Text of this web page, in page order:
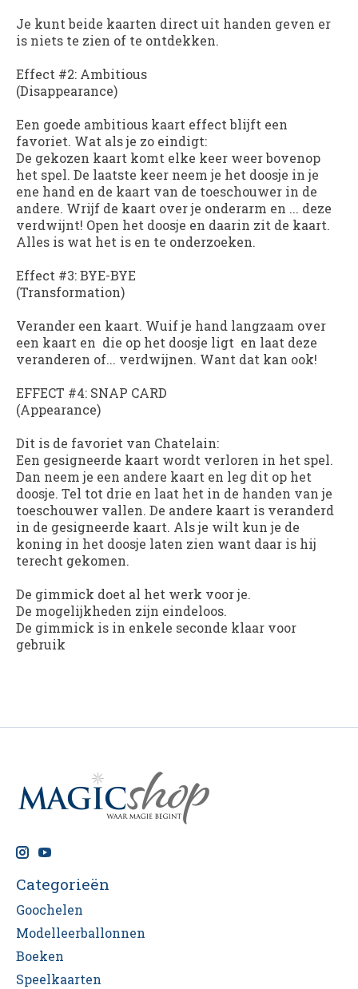
Je kunt beide kaarten direct uit handen geven er
is niets te zien of te ontdekken.
Effect #2: Ambitious
(Disappearance)
Een goede ambitious kaart effect blijft een
favoriet. Wat als je zo eindigt:
De gekozen kaart komt elke keer weer bovenop
het spel. De laatste keer neem je het doosje in je
ene hand en de kaart van de toeschouwer in de
andere. Wrijf de kaart over je onderarm en ... deze
verdwijnt! Open het doosje en daarin zit de kaart.
Alles is wat het is en te onderzoeken.
Effect #3: BYE-BYE
(Transformation)
Verander een kaart. Wuif je hand langzaam over
een kaart en die op het doosje ligt en laat deze
veranderen of... verdwijnen. Want dat kan ook!
EFFECT #4: SNAP CARD
(Appearance)
Dit is de favoriet van Chatelain:
Een gesigneerde kaart wordt verloren in het spel.
Dan neem je een andere kaart en leg dit op het
doosje. Tel tot drie en laat het in de handen van je
toeschouwer vallen. De andere kaart is veranderd
in de gesigneerde kaart. Als je wilt kun je de
koning in het doosje laten zien want daar is hij
terecht gekomen.
De gimmick doet al het werk voor je.
De mogelijkheden zijn eindeloos.
De gimmick is in enkele seconde klaar voor
gebruik
Categorieën
Goochelen
Modelleerballonnen
Boeken
Speelkaarten